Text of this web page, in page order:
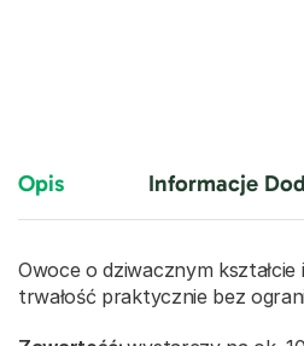
Opis Informacje
Owoce o dziwacznym
trwałość praktycznie bez